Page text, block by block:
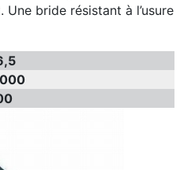
bride résistant à l’usure